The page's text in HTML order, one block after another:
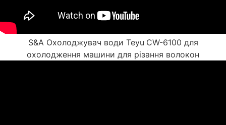
S&A Охолоджувач води Teyu CW-6100 для
охолодження машини для різання волокон